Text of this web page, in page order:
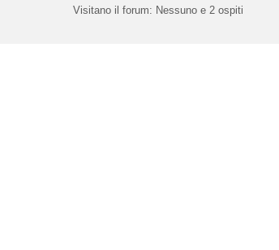
Visitano il forum: Nessuno e 2 ospiti